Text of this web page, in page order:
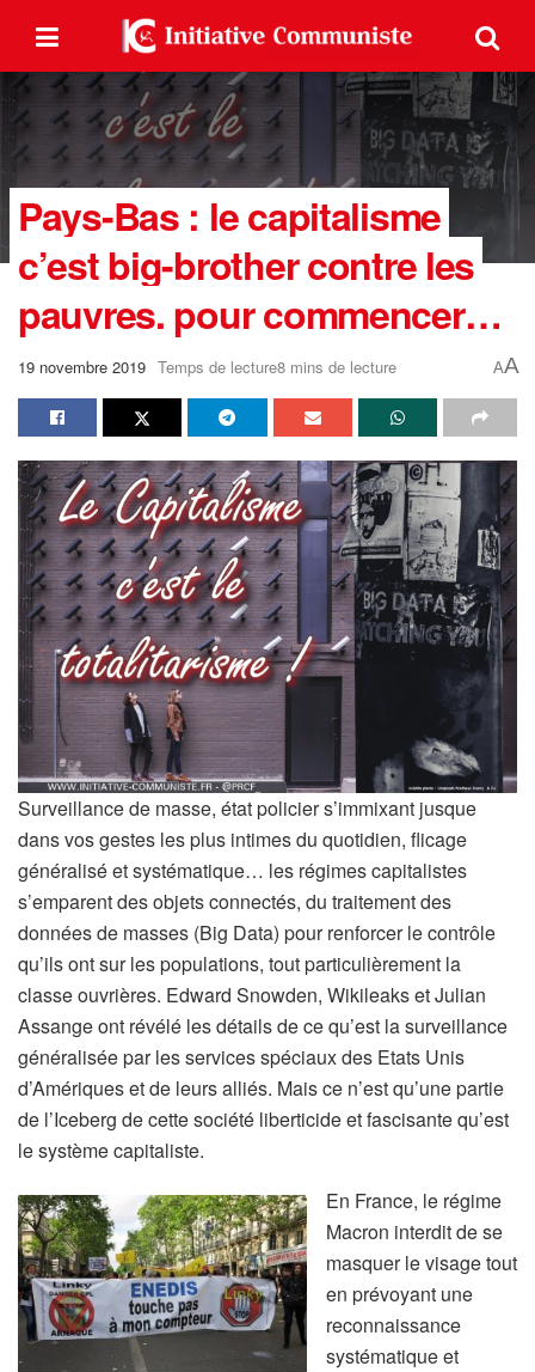
Pays-Bas : le capitalisme
c’est big-brother contre les
pauvres. pour commencer…
19 novembre 2019 Temps de lecture8 mins de lecture AA
Surveillance de masse, état policier s’immixant jusque
dans vos gestes les plus intimes du quotidien, flicage
généralisé et systématique… les régimes capitalistes
s’emparent des objets connectés, du traitement des
données de masses (Big Data) pour renforcer le contrôle
qu’ils ont sur les populations, tout particulièrement la
classe ouvrières. Edward Snowden, Wikileaks et Julian
Assange ont révélé les détails de ce qu’est la surveillance
généralisée par les services spéciaux des Etats Unis
d’Amériques et de leurs alliés. Mais ce n’est qu’une partie
de l’Iceberg de cette société liberticide et fascisante qu’est
le système capitaliste.
En France, le régime
Macron interdit de se
masquer le visage tout
en prévoyant une
reconnaissance
systématique et